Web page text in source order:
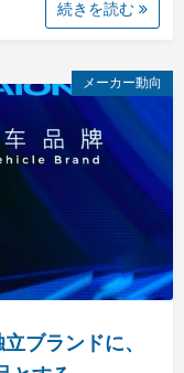
続きを読む
メーカー動向
ブランドに、